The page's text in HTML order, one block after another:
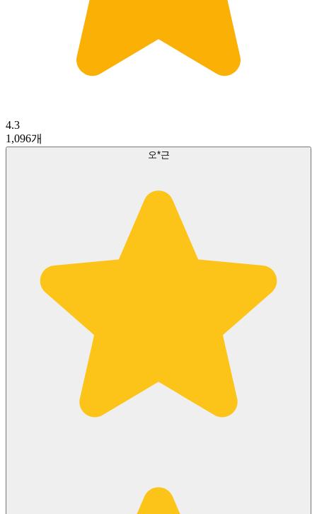
4.3
1,096개
오*근